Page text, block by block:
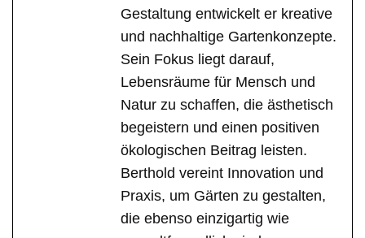
Gestaltung entwickelt er kreative
und nachhaltige Gartenkonzepte.
Sein Fokus liegt darauf,
Lebensräume für Mensch und
Natur zu schaffen, die ästhetisch
begeistern und einen positiven
ökologischen Beitrag leisten.
Berthold vereint Innovation und
Praxis, um Gärten zu gestalten,
die ebenso einzigartig wie